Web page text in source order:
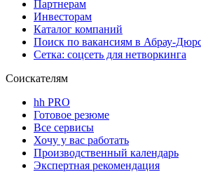
Партнерам
Инвесторам
Каталог компаний
Поиск по вакансиям в Абрау-
Сетка: соцсеть для нетворкинга
Соискателям
hh PRO
Готовое резюме
Все сервисы
Хочу у вас работать
Производственный календарь
Экспертная рекомендация